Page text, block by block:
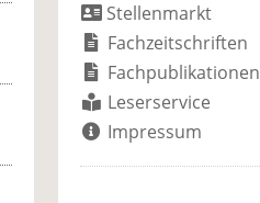
Stellenmarkt
Fachzeitschriften
Fachpublikationen
Leserservice
Impressum